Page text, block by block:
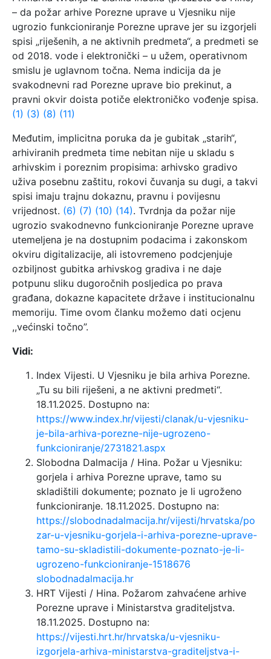
– da požar arhive Porezne uprave u Vjesniku nije
ugrozio funkcioniranje Porezne uprave jer su izgorjeli
spisi „riješenih, a ne aktivnih predmeta“, a predmeti se
od 2018. vode i elektronički – u užem, operativnom
smislu je uglavnom točna. Nema indicija da je
svakodnevni rad Porezne uprave bio prekinut, a
pravni okvir doista potiče elektroničko vođenje spisa.
(1) (3) (8) (11)
Međutim, implicitna poruka da je gubitak „starih“,
arhiviranih predmeta time nebitan nije u skladu s
arhivskim i poreznim propisima: arhivsko gradivo
uživa posebnu zaštitu, rokovi čuvanja su dugi, a takvi
spisi imaju trajnu dokaznu, pravnu i povijesnu
vrijednost. (6) (7) (10) (14). Tvrdnja da požar nije
ugrozio svakodnevno funkcioniranje Porezne uprave
utemeljena je na dostupnim podacima i zakonskom
okviru digitalizacije, ali istovremeno podcjenjuje
ozbiljnost gubitka arhivskog gradiva i ne daje
potpunu sliku dugoročnih posljedica po prava
građana, dokazne kapacitete države i institucionalnu
memoriju. Time ovom članku možemo dati ocjenu
,,većinski točno”.
Vidi:
Index Vijesti. U Vjesniku je bila arhiva Porezne.
„Tu su bili riješeni, a ne aktivni predmeti“.
18.11.2025. Dostupno na:
https://www.index.hr/vijesti/clanak/u-vjesniku-
je-bila-arhiva-porezne-nije-ugrozeno-
funkcioniranje/2731821.aspx
Slobodna Dalmacija / Hina. Požar u Vjesniku:
gorjela i arhiva Porezne uprave, tamo su
skladištili dokumente; poznato je li ugroženo
funkcioniranje. 18.11.2025. Dostupno na:
https://slobodnadalmacija.hr/vijesti/hrvatska/po
zar-u-vjesniku-gorjela-i-arhiva-porezne-uprave-
tamo-su-skladistili-dokumente-poznato-je-li-
ugrozeno-funkcioniranje-1518676
slobodnadalmacija.hr
HRT Vijesti / Hina. Požarom zahvaćene arhive
Porezne uprave i Ministarstva graditeljstva.
18.11.2025. Dostupno na:
https://vijesti.hrt.hr/hrvatska/u-vjesniku-
izgorjela-arhiva-ministarstva-graditeljstva-i-